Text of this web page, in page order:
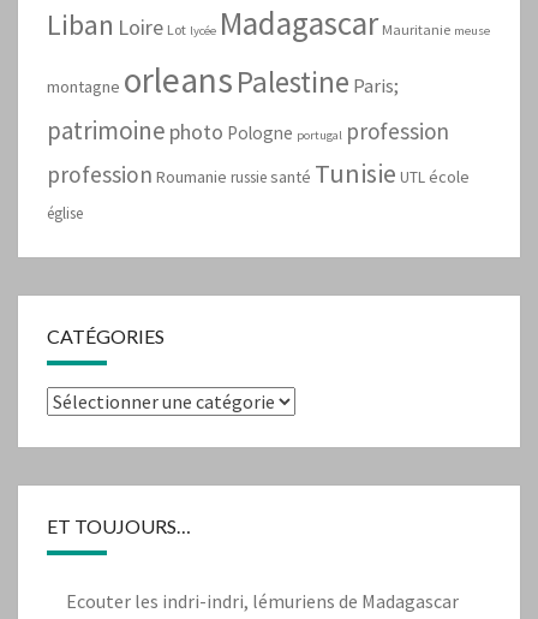
Liban Loire Lot lycée Madagascar Mauritanie meuse
montagne orleansPalestine Paris;
patrimoine photo Pologne portugal profession
profession Roumanie russiesanté Tunisie UTLécole
église
CATÉGORIES
Catégories
ET TOUJOURS…
Ecouter les indri-indri, lémuriens de Madagascar